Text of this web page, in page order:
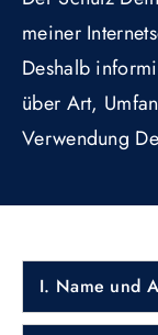
meiner
Deshalb
über Art,
Verwendung
I. Name und